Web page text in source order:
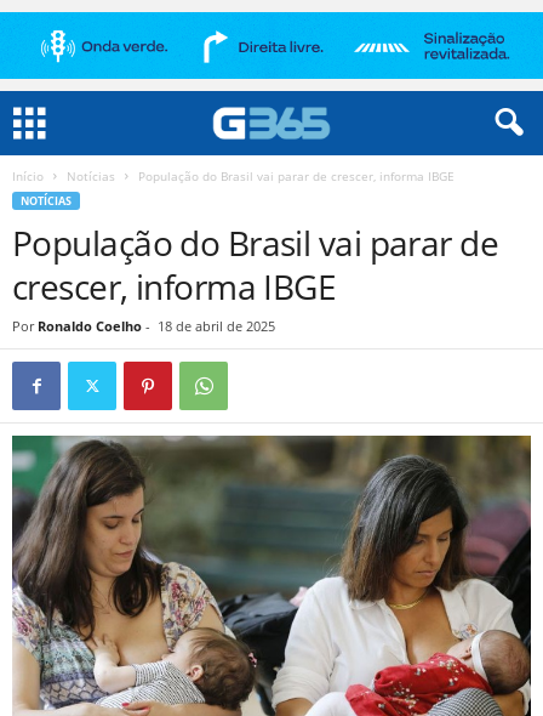
Início Notícias População do Brasil vai parar de crescer, informa IBGE
NOTÍCIAS
População do Brasil vai parar de
crescer, informa IBGE
Por Ronaldo Coelho - 18 de abril de 2025